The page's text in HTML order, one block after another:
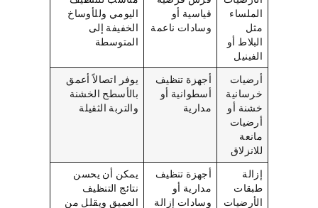
الملساء
مثل
البلاط أو
الفينيل
قياسية أو
وسادات ناعمة
اليومي وللأوساخ
الخفيفة إلى
المتوسطة
أرضيات
خرسانية
خشنة أو
أرضيات
مانعة
للانزلاق
أجهزة تنظيف
أسطوانية أو
مدارية
يوفر اتصالاً أعمق
بالأسطح الخشنة
والتربة الثقيلة
إزالة
طبقات
الأرضيات
أجهزة تنظيف
مدارية أو
وسادات إزالة
يمكن أن يحسن
نتائج التنظيف
العميق ويقلل من